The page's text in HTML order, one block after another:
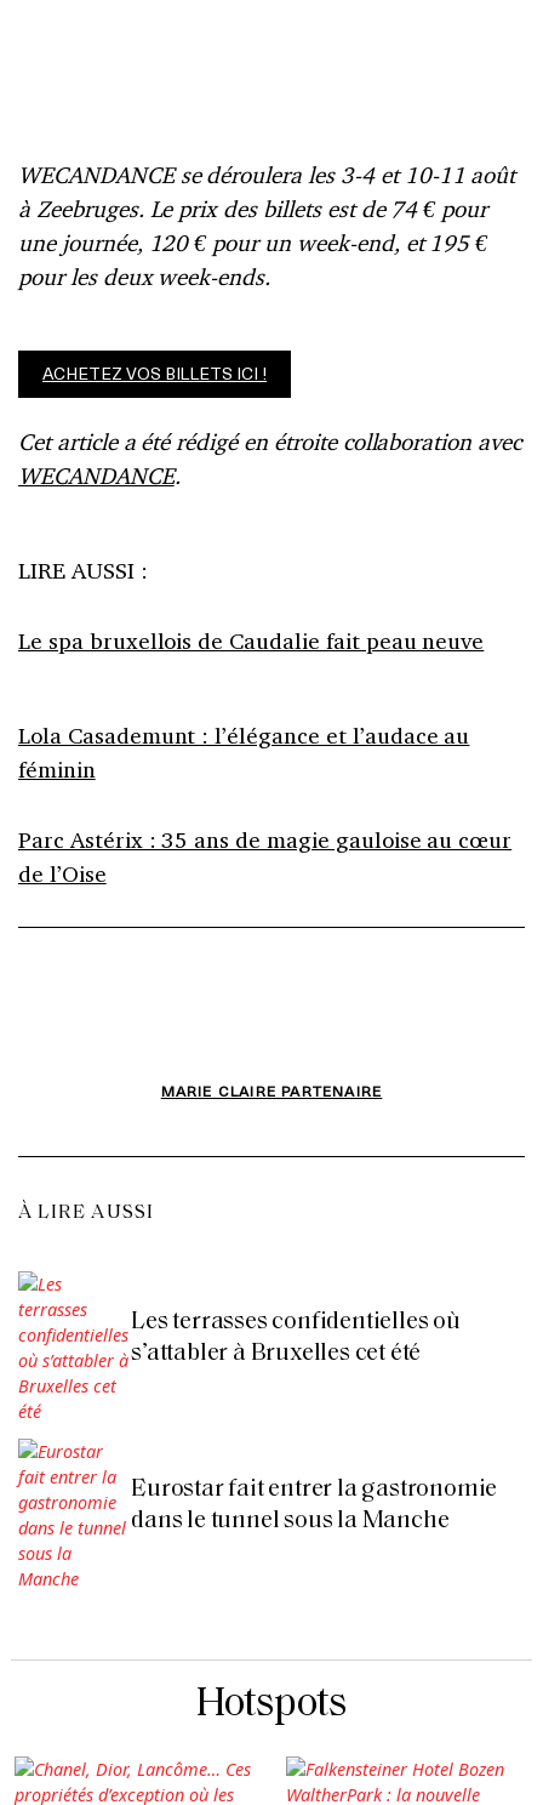
WECANDANCE se déroulera les 3-4 et 10-11 août
à Zeebruges. Le prix des billets est de 74 € pour
une journée, 120 € pour un week-end, et 195 €
pour les deux week-ends.
ACHETEZ VOS BILLETS ICI !
Cet article a été rédigé en étroite collaboration avec
WECANDANCE.
LIRE AUSSI :
Le spa bruxellois de Caudalie fait peau neuve
Lola Casademunt : l’élégance et l’audace au
féminin
Parc Astérix : 35 ans de magie gauloise au cœur
de l’Oise
MARIE CLAIRE PARTENAIRE
À LIRE AUSSI
Les terrasses confidentielles où
s’attabler à Bruxelles cet été
Eurostar fait entrer la gastronomie
dans le tunnel sous la Manche
Hotspots